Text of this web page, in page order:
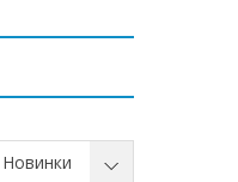
Новинки